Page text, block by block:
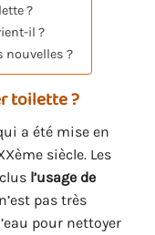
?
il ?
nouvelles ?
toilette ?
a été mise en
siècle. Les
l’usage de
pas très
pour nettoyer